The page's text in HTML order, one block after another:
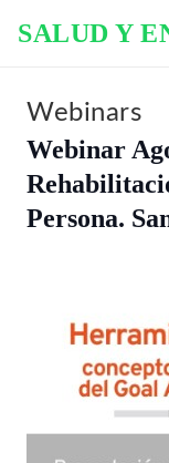
SALUD Y
Webinars
Webinar
Persona.